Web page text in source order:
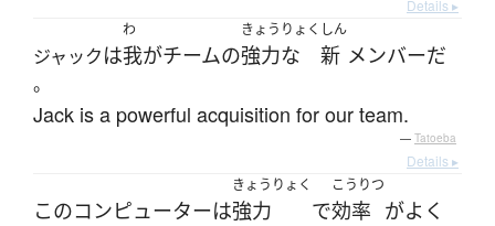
Details ▸
ジャックは
わ
我がチームの
きょうりょく
強力な
しん
新 メンバーだ
。
Jack is a powerful acquisition for our team.
— Tatoeba
Details ▸
このコンピューターは
きょうりょく
強力 で
こうりつ
効率 がよく